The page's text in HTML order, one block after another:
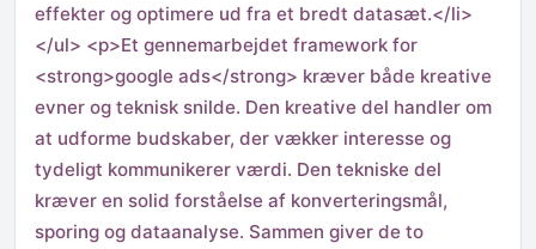
effekter og optimere ud fra et bredt datasæt.</li>
</ul> <p>Et gennemarbejdet framework for
<strong>google ads</strong> kræver både kreative
evner og teknisk snilde. Den kreative del handler om
at udforme budskaber, der vækker interesse og
tydeligt kommunikerer værdi. Den tekniske del
kræver en solid forståelse af konverteringsmål,
sporing og dataanalyse. Sammen giver de to